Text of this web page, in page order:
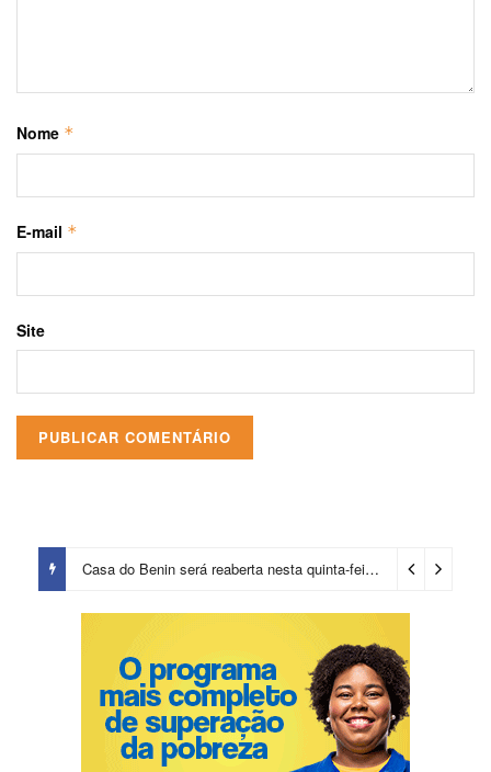
Nome *
E-mail *
Site
Casa do Benin será reaberta nesta quinta-feira (6) 1 dia ago